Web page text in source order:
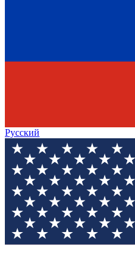
Русский